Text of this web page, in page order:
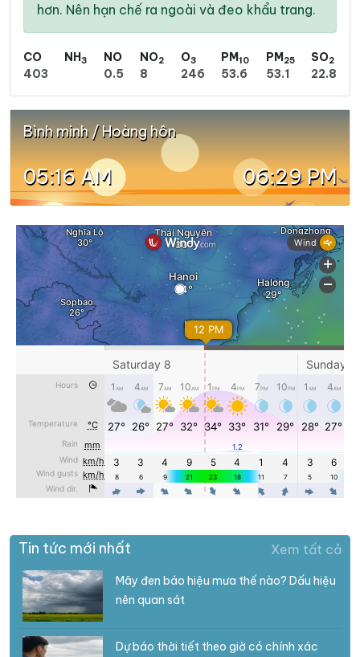
hơn. Nên hạn chế ra ngoài và đeo khẩu trang.
CO
403
NH3
NO
0.5
NO2
8
O3
246
PM10
53.6
PM25
53.1
SO2
22.8
Bình minh / Hoàng hôn
05:16 AM 06:29 PM
Tin tức mới nhất Xem tất cả
Mây đen báo hiệu mưa thế nào? Dấu hiệu
nên quan sát
Dự báo thời tiết theo giờ có chính xác